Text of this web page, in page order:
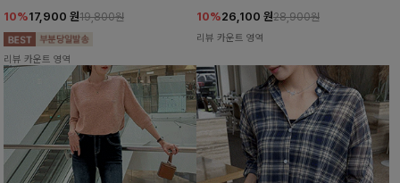
10%17,900 원19,800원
리뷰 카운트 영역
10%26,100 원28,900원
리뷰 카운트 영역